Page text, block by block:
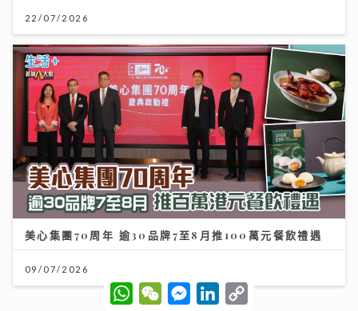
22/07/2026
美心集團70周年 逾30品牌7至8月推100萬元餐飲禮遇
09/07/2026
W
h
W
e
M
e
L
C